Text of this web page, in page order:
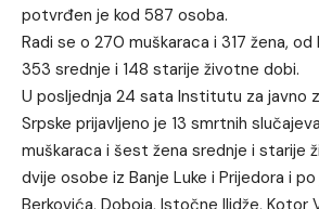
potvrđen je kod 587 osoba.
Radi se o 270 muškaraca i 317 žena, od
353 srednje i 148 starije životne dobi.
U posljednja 24 sata Institutu za javno
Srpske prijavljeno je 13 smrtnih
muškaraca i šest žena srednje i starije
dvije osobe iz Banje Luke i Prijedora i
Berkovića, Doboja, Istočne Ilidže, Kotor